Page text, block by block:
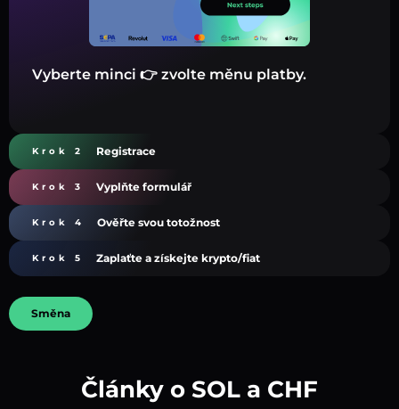
Vyberte minci 👉 zvolte měnu platby.
Krok 2 Registrace
Krok 3 Vyplňte formulář
Krok 4 Ověřte svou totožnost
Krok 5 Zaplaťte a získejte krypto/fiat
Směna
Články o SOL a CHF